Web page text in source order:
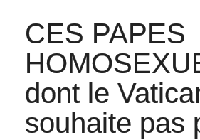
CES PAPES
dont le
souhaite pas